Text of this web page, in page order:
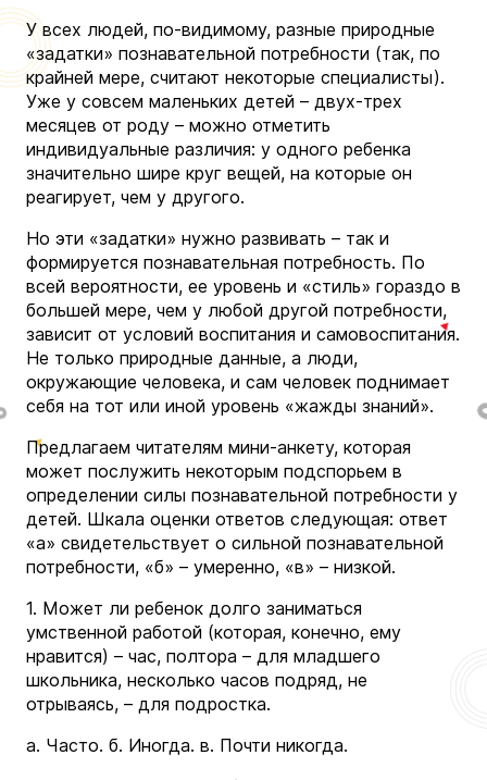
У всех людей, по-видимому, разные природные
«задатки» познавательной потребности (так, по
крайней мере, считают некоторые специалисты).
Уже у совсем маленьких детей – двух-трех
месяцев от роду – можно отметить
индивидуальные различия: у одного ребенка
значительно шире круг вещей, на которые он
реагирует, чем у другого.
Но эти «задатки» нужно развивать – так и
формируется познавательная потребность. По
всей вероятности, ее уровень и «стиль» гораздо в
большей мере, чем у любой другой потребности,
зависит от условий воспитания и самовоспитания.
Не только природные данные, а люди,
окружающие человека, и сам человек поднимает
себя на тот или иной уровень «жажды знаний».
Предлагаем читателям мини-анкету, которая
может послужить некоторым подспорьем в
определении силы познавательной потребности у
детей. Шкала оценки ответов следующая: ответ
«а» свидетельствует о сильной познавательной
потребности, «б» – умеренно, «в» – низкой.
1. Может ли ребенок долго заниматься
умственной работой (которая, конечно, ему
нравится) – час, полтора – для младшего
школьника, несколько часов подряд, не
отрываясь, – для подростка.
а. Часто. б. Иногда. в. Почти никогда.